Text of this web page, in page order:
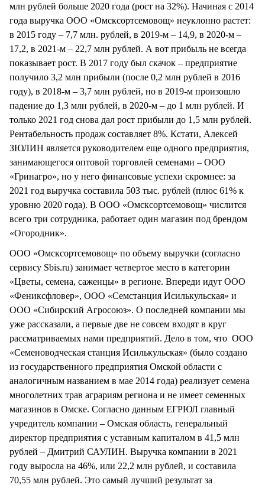
млн рублей больше 2020 года (рост на 32%). Начиная с 2014
года выручка ООО «Омсксортсемовощ» неуклонно растет:
в 2015 году – 7,7 млн. рублей, в 2019-м – 14,9, в 2020-м –
17,2, в 2021-м – 22,7 млн рублей. А вот прибыль не всегда
показывает рост. В 2017 году был скачок – предприятие
получило 3,2 млн прибыли (после 0,2 млн рублей в 2016
году), в 2018-м – 3,7 млн рублей, но в 2019-м произошло
падение до 1,3 млн рублей, в 2020-м – до 1 млн рублей. И
только 2021 год снова дал рост прибыли до 1,5 млн рублей.
Рентабельность продаж составляет 8%. Кстати, Алексей
ЗЮЛИН является руководителем еще одного предприятия,
занимающегося оптовой торговлей семенами – ООО
«Гринагро», но у него финансовые успехи скромнее: за
2021 год выручка составила 503 тыс. рублей (плюс 61% к
уровню 2020 года). В ООО «Омсксортсемовощ» числится
всего три сотрудника, работает один магазин под брендом
«Огородник».
ООО «Омсксортсемовощ» по объему выручки (согласно
сервису Sbis.ru) занимает четвертое место в категории
«Цветы, семена, саженцы» в регионе. Впереди идут ООО
«Фениксфловер», ООО «Семстанция Исилькульская» и
ООО «Сибирский Агросоюз». О последней компании мы
уже рассказали, а первые две не совсем входят в круг
рассматриваемых нами предприятий. Дело в том, что ООО
«Семеноводческая станция Исилькульская» (было создано
из государственного предприятия Омской области с
аналогичным названием в мае 2014 года) реализует семена
многолетних трав аграриям региона и не имеет семенных
магазинов в Омске. Согласно данным ЕГРЮЛ главный
учредитель компании – Омская область, генеральный
директор предприятия с уставным капиталом в 41,5 млн
рублей – Дмитрий САУЛИН. Выручка компании в 2021
году выросла на 46%, или 22,2 млн рублей, и составила
70,55 млн рублей. Это самый лучший результат за